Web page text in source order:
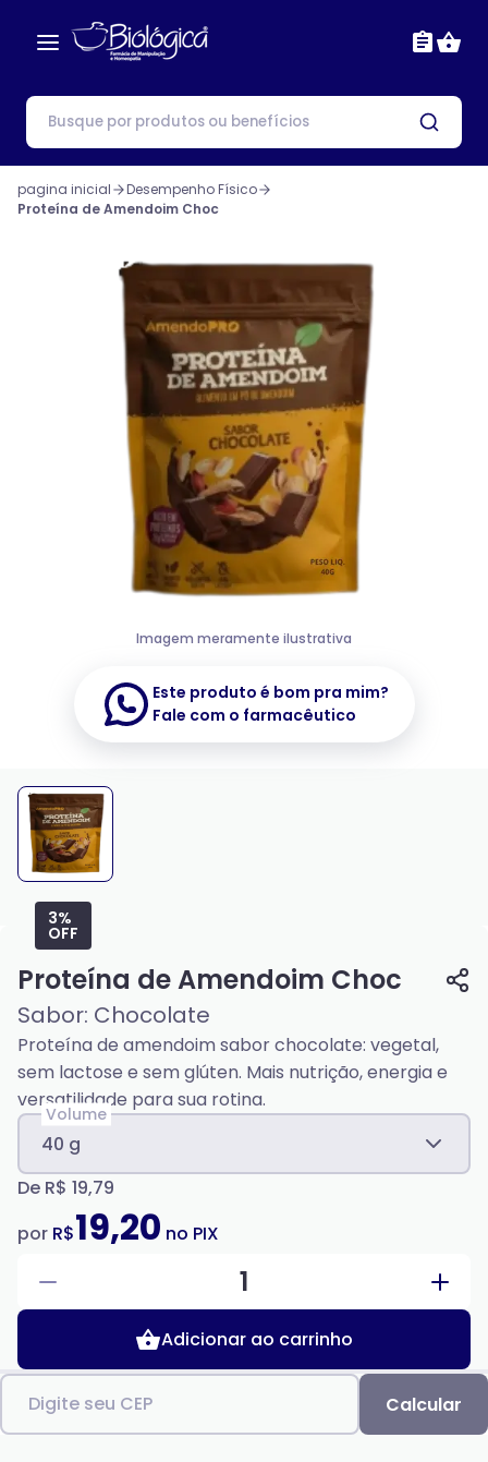
pagina inicial
Desempenho Físico
Proteína de Amendoim Choc
Imagem meramente ilustrativa
Este produto é bom pra mim?
Fale com o farmacêutico
3%
OFF
Proteína de Amendoim Choc
Sabor: Chocolate
Proteína de amendoim sabor chocolate: vegetal,
sem lactose e sem glúten. Mais nutrição, energia e
versatilidade para sua rotina.
Volume
40 g
De R$ 19,79
por R$19,20 no PIX
1
Adicionar ao carrinho
Digite seu CEP Calcular